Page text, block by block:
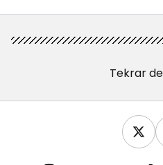
Tekrar